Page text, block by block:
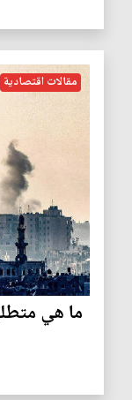
مقالات اقتصادية
ما هي